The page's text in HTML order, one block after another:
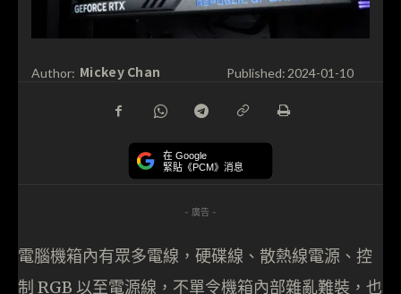
Author: Mickey Chan Published: 2024-01-10
在 Google
緊貼《PCM》消息
- 廣告 -
電腦機箱內有眾多電線，硬碟線、散熱線電源、控
制 RGB 以至電源線，不單令機箱內部雜亂難裝，也